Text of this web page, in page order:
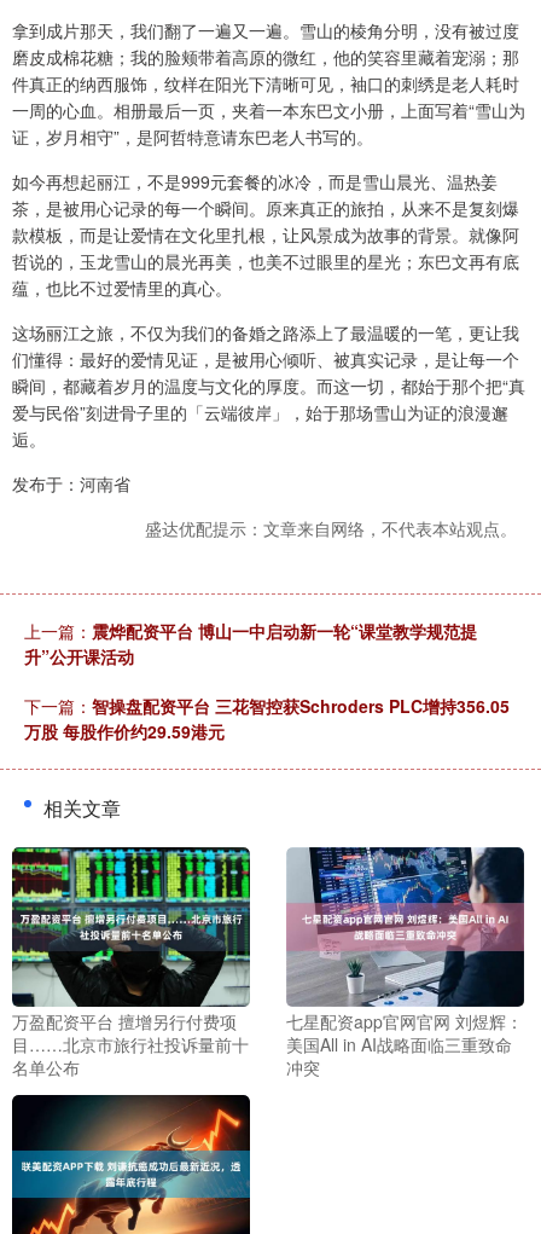
拿到成片那天，我们翻了一遍又一遍。雪山的棱角分明，没有被过度
磨皮成棉花糖；我的脸颊带着高原的微红，他的笑容里藏着宠溺；那
件真正的纳西服饰，纹样在阳光下清晰可见，袖口的刺绣是老人耗时
一周的心血。相册最后一页，夹着一本东巴文小册，上面写着“雪山为
证，岁月相守”，是阿哲特意请东巴老人书写的。
如今再想起丽江，不是999元套餐的冰冷，而是雪山晨光、温热姜
茶，是被用心记录的每一个瞬间。原来真正的旅拍，从来不是复刻爆
款模板，而是让爱情在文化里扎根，让风景成为故事的背景。就像阿
哲说的，玉龙雪山的晨光再美，也美不过眼里的星光；东巴文再有底
蕴，也比不过爱情里的真心。
这场丽江之旅，不仅为我们的备婚之路添上了最温暖的一笔，更让我
们懂得：最好的爱情见证，是被用心倾听、被真实记录，是让每一个
瞬间，都藏着岁月的温度与文化的厚度。而这一切，都始于那个把“真
爱与民俗”刻进骨子里的「云端彼岸」，始于那场雪山为证的浪漫邂
逅。
发布于：河南省
盛达优配提示：文章来自网络，不代表本站观点。
上一篇： 震烨配资平台 博山一中启动新一轮“课堂教学规范提
升”公开课活动
下一篇： 智操盘配资平台 三花智控获Schroders PLC增持356.05
万股 每股作价约29.59港元
相关文章
万盈配资平台 擅增另行付费项
目……北京市旅行社投诉量前十
名单公布
七星配资app官网官网 刘煜辉：
美国All in AI战略面临三重致命
冲突